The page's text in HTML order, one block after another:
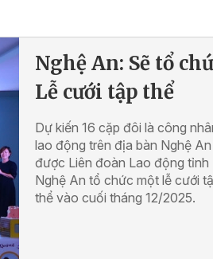
Nghệ An: Sẽ tổ
Lễ cưới tập thể
Dự kiến 16 cặp đôi là công
lao động trên địa bàn Nghệ
được Liên đoàn Lao động tỉnh
Nghệ An tổ chức một lễ cưới
thể vào cuối tháng 12/2025.